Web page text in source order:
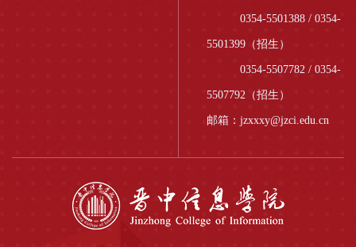
0354-5501388 / 0354-
5501399（招生）
0354-5507782 / 0354-
5507792（招生）
邮箱：jzxxxy@jzci.edu.cn